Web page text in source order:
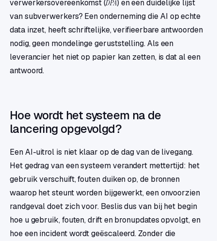
verwerkersovereenkomst (DPA) en een duidelijke lijst
van subverwerkers? Een onderneming die AI op echte
data inzet, heeft schriftelijke, verifieerbare antwoorden
nodig, geen mondelinge geruststelling. Als een
leverancier het niet op papier kan zetten, is dat al een
antwoord.
Hoe wordt het systeem na de
lancering opgevolgd?
Een AI-uitrol is niet klaar op de dag van de livegang.
Het gedrag van een systeem verandert mettertijd: het
gebruik verschuift, fouten duiken op, de bronnen
waarop het steunt worden bijgewerkt, een onvoorzien
randgeval doet zich voor. Beslis dus van bij het begin
hoe u gebruik, fouten, drift en bronupdates opvolgt, en
hoe een incident wordt geëscaleerd. Zonder die